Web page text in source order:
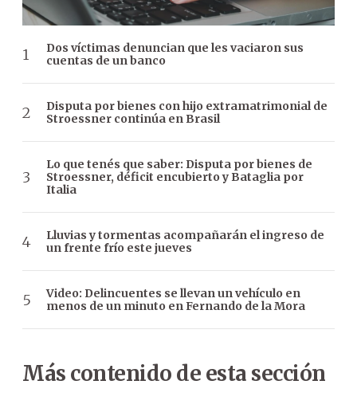
Dos víctimas denuncian que les vaciaron sus
cuentas de un banco
Disputa por bienes con hijo extramatrimonial de
Stroessner continúa en Brasil
Lo que tenés que saber: Disputa por bienes de
Stroessner, déficit encubierto y Bataglia por
Italia
Lluvias y tormentas acompañarán el ingreso de
un frente frío este jueves
Video: Delincuentes se llevan un vehículo en
menos de un minuto en Fernando de la Mora
Más contenido de esta sección